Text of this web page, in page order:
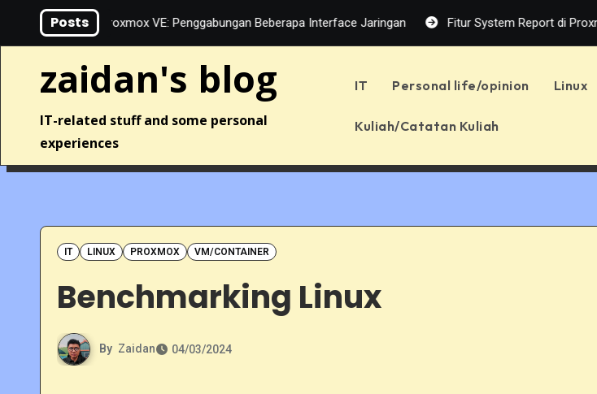
Posts
LACP di Proxmox VE: Penggabungan Beberapa Interface Jaringan Fitur System Report di Proxmox VE
zaidan's blog
IT-related stuff and some personal
experiences
IT Personal life/opinion Linux
Kuliah/Catatan Kuliah
IT LINUX PROXMOX VM/CONTAINER
Benchmarking Linux
By Zaidan 04/03/2024